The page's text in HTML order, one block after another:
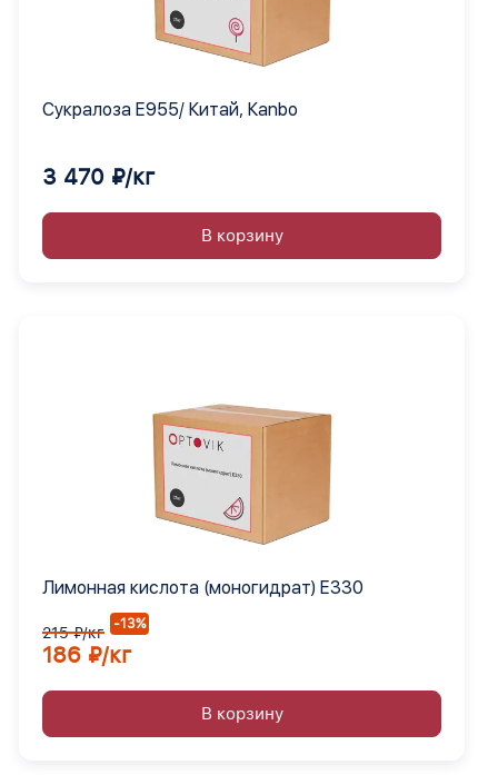
Сукралоза Е955/ Китай, Кanbo
3 470 ₽/кг
В корзину
Лимонная кислота (моногидрат) Е330
215 ₽/кг -13%
186 ₽/кг
В корзину